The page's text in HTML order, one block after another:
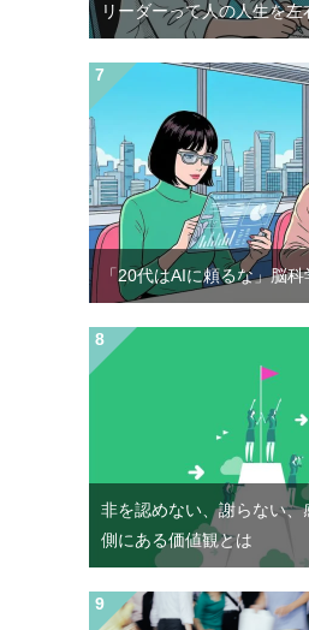
リーダーって人の人生を左
「20代はAIに頼るな」脳
非を認めない、謝らない、
側にある価値観とは